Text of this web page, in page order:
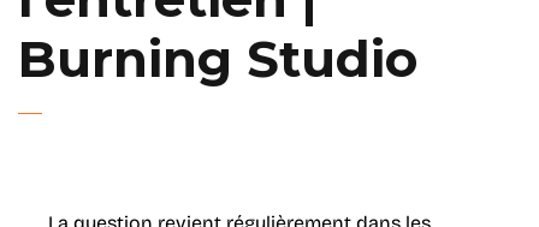
Burning Studio